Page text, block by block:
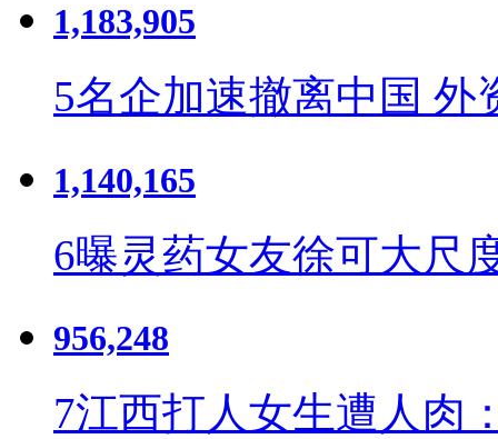
1,183,905
5名企加速撤离中国 外
1,140,165
6曝灵药女友徐可大尺
956,248
7江西打人女生遭人肉